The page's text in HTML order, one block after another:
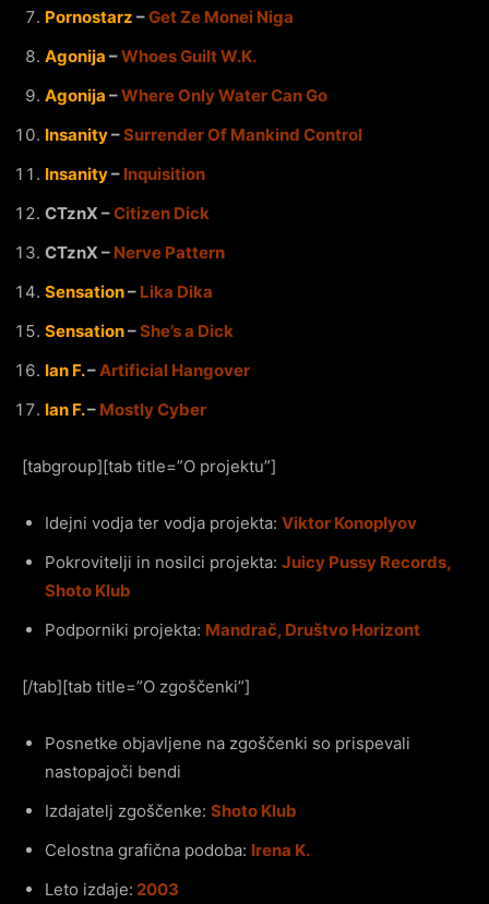
Pornostarz –Get Ze Monei Niga
Agonija –Whoes Guilt W.K.
Agonija –Where Only Water Can Go
Insanity–Surrender Of Mankind Control
Insanity– Inquisition
CTznX –Citizen Dick
CTznX – Nerve Pattern
Sensation– Lika Dika
Sensation–She’s a Dick
Ian F.–Artificial Hangover
Ian F.– Mostly Cyber
[tabgroup][tab title=”O projektu”]
Idejni vodja ter vodja projekta: Viktor Konoplyov
Pokrovitelji in nosilci projekta: Juicy Pussy Records,
Shoto Klub
Podporniki projekta: Mandrač, Društvo Horizont
[/tab][tab title=”O zgoščenki”]
Posnetke objavljene na zgoščenki so prispevali
nastopajoči bendi
Izdajatelj zgoščenke: Shoto Klub
Celostna grafična podoba: Irena K.
Leto izdaje: 2003